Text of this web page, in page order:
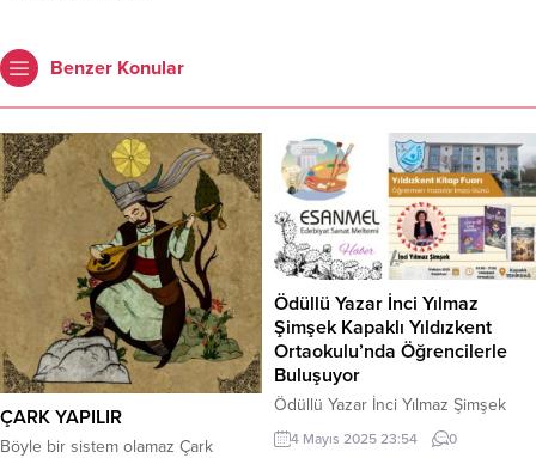
Benzer Konular
ÇARK YAPILIR
Böyle bir sistem olamaz Çark
Ödüllü Yazar İnci Yılmaz
Şimşek Kapaklı Yıldızkent
Ortaokulu’nda Öğrencilerle
Buluşuyor
Ödüllü Yazar İnci Yılmaz Şimşek
Kapaklı Yıldızkent Ortaokulu’nda
Öğrencilerle Buluşuyor Kapaklı
4 Mayıs 2025 23:54 0